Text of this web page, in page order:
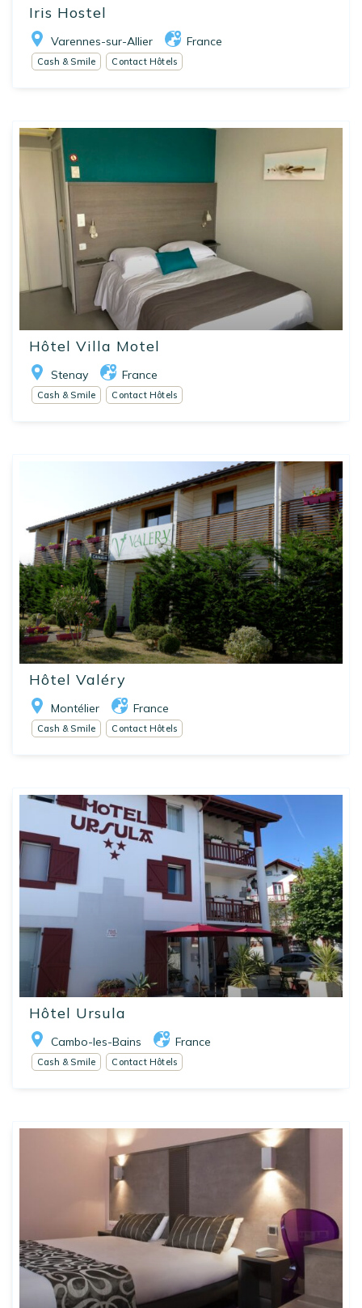
Iris Hostel
Varennes-sur-Allier France
Cash & Smile Contact Hôtels
Hôtel Villa Motel
Stenay France
Cash & Smile Contact Hôtels
Hôtel Valéry
Montélier France
Cash & Smile Contact Hôtels
Hôtel Ursula
Cambo-les-Bains France
Cash & Smile Contact Hôtels